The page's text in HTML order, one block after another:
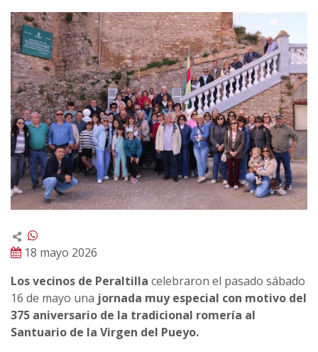
18 mayo 2026
Los vecinos de Peraltilla celebraron el pasado sábado
16 de mayo una jornada muy especial con motivo del
375 aniversario de la tradicional romería al
Santuario de la Virgen del Pueyo.